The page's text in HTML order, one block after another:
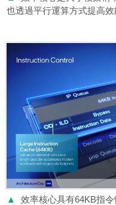
也透過平行運算方式提高效
▲
效率核心具有64KB指